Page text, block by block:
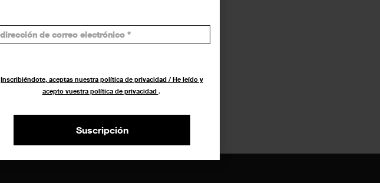
Inscribiéndote, aceptas nuestra política de privacidad / He leído y
acepto vuestra política de privacidad .
Suscripción